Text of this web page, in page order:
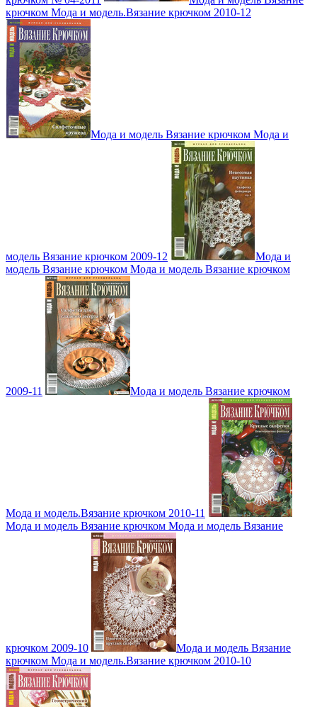
крючком Мода и модель.Вязание крючком 2010-12
Мода и модель Вязание крючком Мода и
модель Вязание крючком 2009-12
Мода и
модель Вязание крючком Мода и модель Вязание крючком
2009-11 Мода и модель Вязание крючком
Мода и модель.Вязание крючком 2010-11
Мода и модель Вязание крючком Мода и модель Вязание
крючком 2009-10
Мода и модель Вязание
крючком Мода и модель.Вязание крючком 2010-10